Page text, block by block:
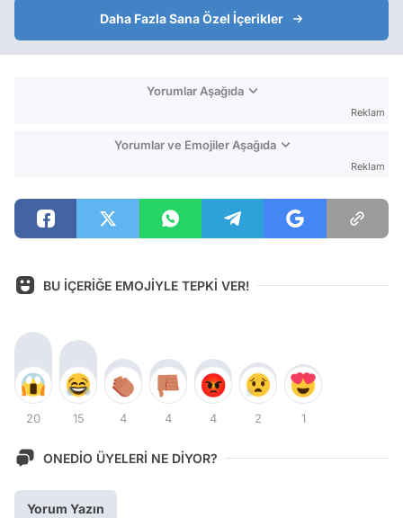
Daha Fazla Sana Özel İçerikler
Yorumlar Aşağıda
Reklam
Yorumlar ve Emojiler Aşağıda
Reklam
BU İÇERİĞE EMOJİYLE TEPKİ VER!
20 15 4 4 4 2 1
ONEDİO ÜYELERİ NE DİYOR?
Yorum Yazın